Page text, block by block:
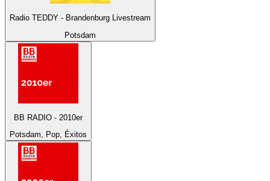
Radio TEDDY - Brandenburg Livestream
Potsdam
BB RADIO - 2010er
Potsdam, Pop, Éxitos